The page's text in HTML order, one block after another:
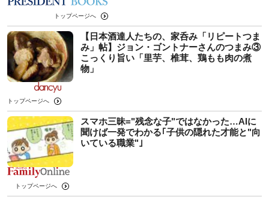
トップページへ
【日本酒達人たちの、家呑み「リピートつま
み」帖】ジョン・ゴントナーさんのつまみ③
こっくり旨い「里芋、椎茸、鶏もも肉の煮
物」
トップページへ
スマホ三昧="残念な子"ではなかった…AIに
聞けば一発でわかる｢子供の隠れた才能と"向
いている職業"｣
トップページへ